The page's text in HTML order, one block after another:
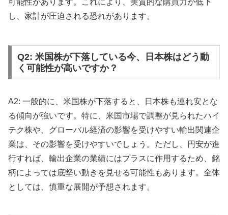
し、家計が圧迫される恐れがあります。
Q2: 米国株が下落している今、日本株はどう動
く可能性が高いですか？
A2: 一般的に、米国株が下落すると、日本株も連れ安とな
る傾向が強いです。特に、米国市場で調整が見られたハイ
テク株や、グローバル経済の影響を受けやすい輸出関連企
業は、その影響を受けやすいでしょう。ただし、円安が進
行すれば、輸出企業の業績にはプラスに作用するため、銘
柄によっては底堅い動きを見せる可能性もあります。全体
としては、慎重な展開が予想されます。